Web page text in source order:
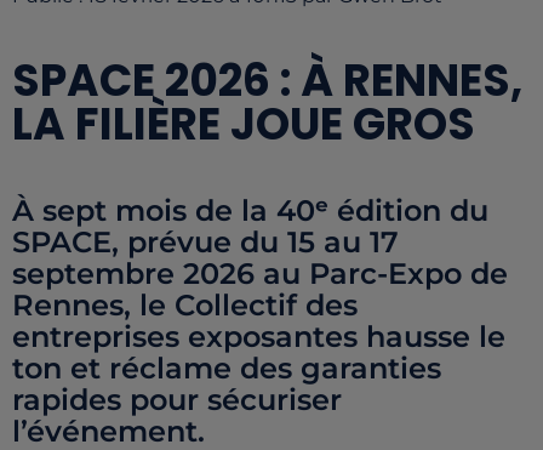
SPACE 2026 : À RENNES,
LA FILIÈRE JOUE GROS
À sept mois de la 40ᵉ édition du
SPACE, prévue du 15 au 17
septembre 2026 au Parc-Expo de
Rennes, le Collectif des
entreprises exposantes hausse le
ton et réclame des garanties
rapides pour sécuriser
l’événement.